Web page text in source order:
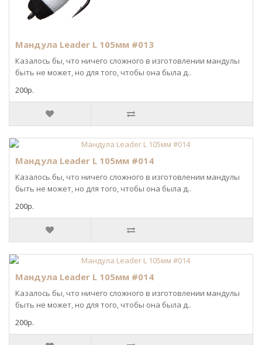
Мандула Leader L 105мм #013
Казалось бы, что ничего сложного в изготовлении мандулы
быть не может, но для того, чтобы она была д..
200р.
Мандула Leader L 105мм #014
Казалось бы, что ничего сложного в изготовлении мандулы
быть не может, но для того, чтобы она была д..
200р.
Мандула Leader L 105мм #014
Казалось бы, что ничего сложного в изготовлении мандулы
быть не может, но для того, чтобы она была д..
200р.